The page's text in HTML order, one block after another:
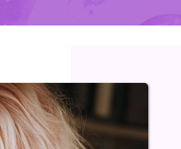
Präzision zu
um Ihren Alltag neu
Ihre Prioritäten zu
ein, um Ihre zukünftigen
voranzuschreiten.